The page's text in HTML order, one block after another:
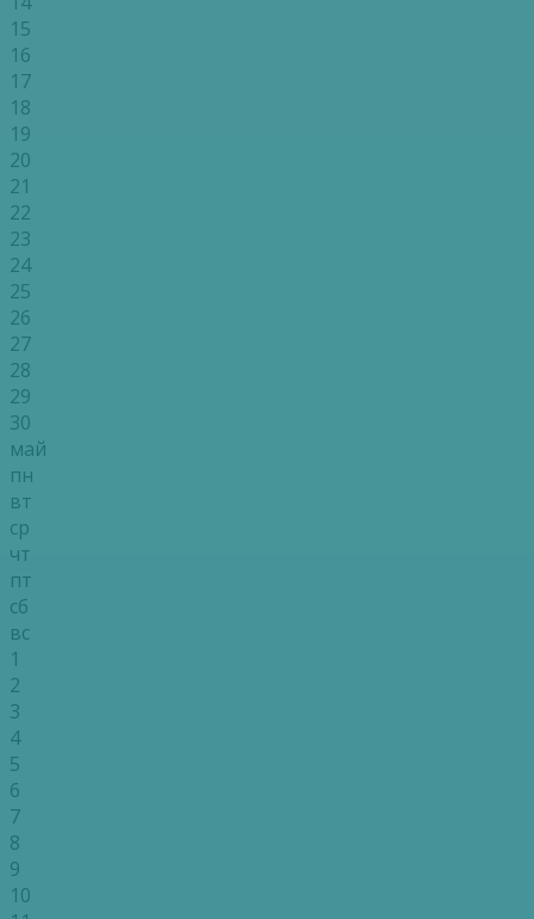
15
16
17
18
19
20
21
22
23
24
25
26
27
28
29
30
май
пн
вт
ср
чт
пт
сб
вс
1
2
3
4
5
6
7
8
9
10